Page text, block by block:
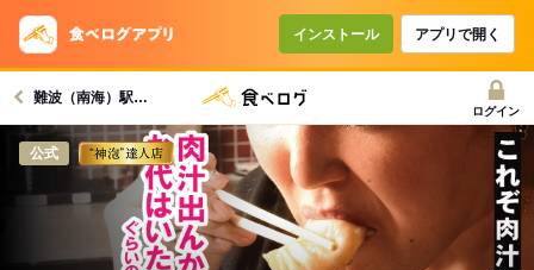
インストール アプリで開く
難波（南海）駅グルメへ
ログイン
公式